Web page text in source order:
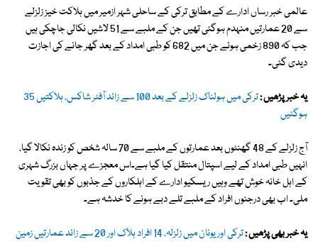
عالمی خبر رساں ادارے کے مطابق ترکی کے ساحلی شہر ازمیر میں ہلاکت خیز زلزلے
سے 20 عمارتیں منہدم ہوگئی تھیں جن کے ملبے سے 51 لاشیں نکالی جاچکی ہیں
جب کہ 890 زخمی ہوئے جن میں 682 کو طبی امداد کے بعد گھر جانے کی اجازت
دیدی گئی۔
یہ خبر پڑھیں :
ترکی میں ہولناک زلزلے کے بعد 100 سے زائد آفٹر شاکس، ہلاکتیں 35
ہوگئیں
آج زلزلے کے 48 گھنٹوں بعد عمارتوں کے ملبے سے 70 سالہ شخص کو زندہ نکالا گیا،
انہیں طبی امداد کے لیے اسپتال منتقل کیا گیا ہے۔اس معجزے پر جہاں بزرگ شہری
کے اہل خانہ خوش تھے وہیں ریسکیو ادارے کے اہلکاروں کے جذبوں کو بھی تقویت
ملی۔ اب بھی درجنوں افراد کے ملبے تلے دبے ہونے کا خدشہ ہے۔
یہ خبر بھی پڑھیں :
ترکی اور یونان میں زلزلہ، 14 افراد ہلاک اور 20 سے زائد عمارتیں زمین